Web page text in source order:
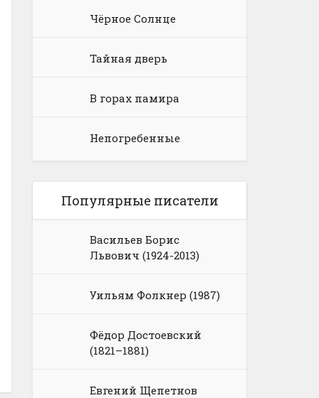
Чёрное Солнце
Тайная дверь
В горах памира
Непогребенные
Популярные писатели
Васильев Борис
Львович (1924-2013)
Уильям Фолкнер (1987)
Фёдор Достоевский
(1821–1881)
Евгений Щепетнов